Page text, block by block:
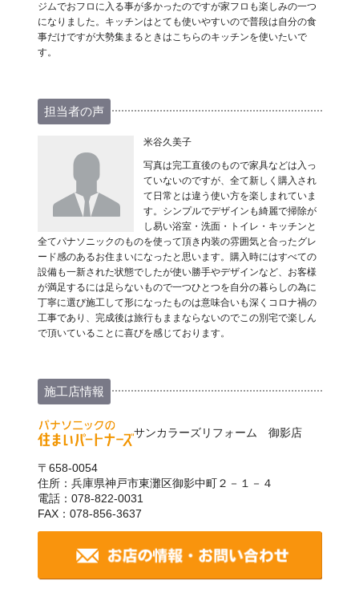
ジムでおフロに入る事が多かったのですが家フロも楽しみの一つ
になりました。キッチンはとても使いやすいので普段は自分の食
事だけですが大勢集まるときはこちらのキッチンを使いたいで
す。
担当者の声
米谷久美子
写真は完工直後のもので家具などは入っ
ていないのですが、全て新しく購入され
て日常とは違う使い方を楽しまれていま
す。シンプルでデザインも綺麗で掃除が
し易い浴室・洗面・トイレ・キッチンと
全てパナソニックのものを使って頂き内装の雰囲気と合ったグレ
ード感のあるお住まいになったと思います。購入時にはすべての
設備も一新された状態でしたが使い勝手やデザインなど、お客様
が満足するには足らないもので一つひとつを自分の暮らしの為に
丁寧に選び施工して形になったものは意味合いも深くコロナ禍の
工事であり、完成後は旅行もままならないのでこの別宅で楽しん
で頂いていることに喜びを感じております。
施工店情報
サンカラーズリフォーム 御影店
〒658-0054
住所：兵庫県神戸市東灘区御影中町２－１－４
電話：078-822-0031
FAX：078-856-3637